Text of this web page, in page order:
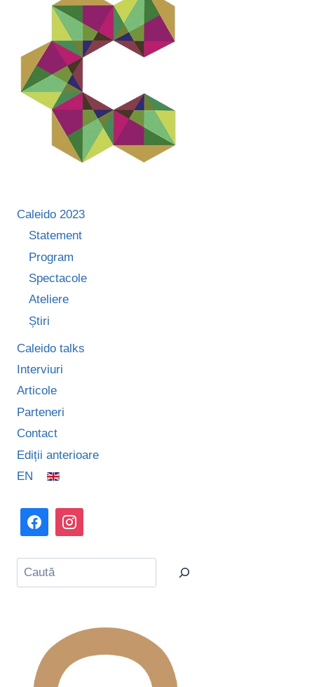
LUME
ÎN
CARE
FEMINISMUL
FI
NECESAR”
Caleido 2023
Statement
Program
Spectacole
Ateliere
Știri
Caleido talks
Interviuri
Articole
Parteneri
Contact
Ediții anterioare
EN
Caută